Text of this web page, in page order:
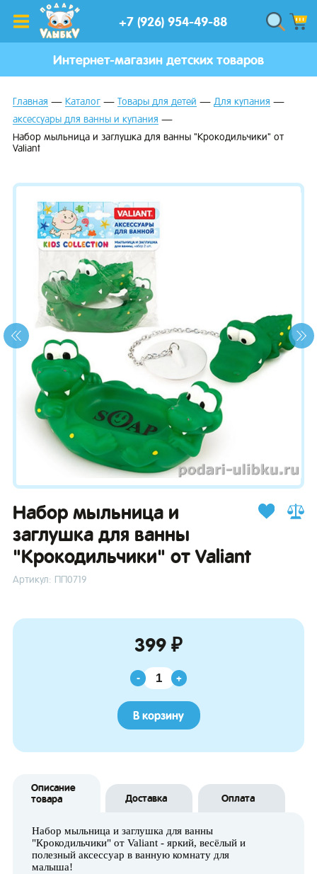
+7 (926) 954-49-88
Интернет-магазин детских товаров
Главная Каталог Товары для детей
Для купания
аксессуары для ванны и купания
Набор мыльница и заглушка для ванны "Крокодильчики" от
Valiant
Набор мыльница и
заглушка для ванны
"Крокодильчики" от Valiant
Артикул: ПП0719
399 ₽
- +
В корзину
Описание
товара
Доставка Оплата
Набор мыльница и заглушка для ванны
"Крокодильчики" от Valiant - яркий, весёлый и
полезный аксессуар в ванную комнату для
малыша!